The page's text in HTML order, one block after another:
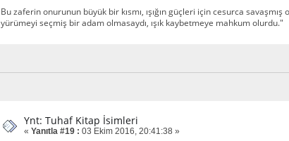
Bu zaferin onurunun büyük bir kısmı, ışığın güçleri için cesurca
yürümeyi seçmiş bir adam olmasaydı, ışık kaybetmeye mahkum olurdu."
Ynt: Tuhaf Kitap İsimleri
« Yanıtla #19 : 03 Ekim 2016, 20:41:38 »